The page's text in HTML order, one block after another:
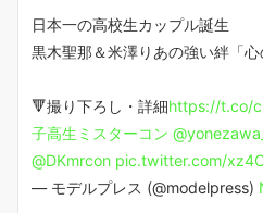
日本一の高校生カップル誕生
黒木聖那＆米澤りあの強い絆「心
🔻撮り下ろし・詳細https://t.co/
子高生ミスターコン
@DKmrcon pic.twitter.com/
— モデルプレス (@modelpress)